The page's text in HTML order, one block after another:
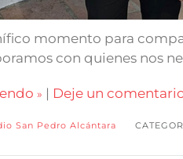
momento para
con quienes nos
| Deje un
San Pedro Alcántara